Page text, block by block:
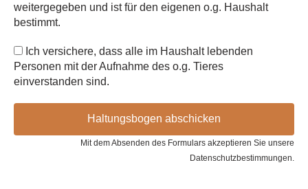
weitergegeben und ist für den eigenen o.g. Haushalt
bestimmt.
Ich versichere, dass alle im Haushalt lebenden
Personen mit der Aufnahme des o.g. Tieres
einverstanden sind.
Haltungsbogen abschicken
Mit dem Absenden des Formulars akzeptieren Sie unsere
Datenschutzbestimmungen.